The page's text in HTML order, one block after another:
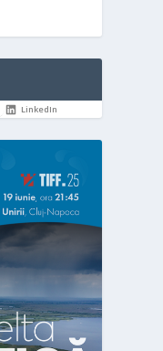
LinkedIn